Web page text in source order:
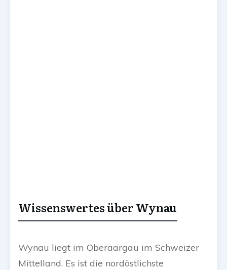
Wissenswertes über Wynau
Wynau liegt im Oberaargau im Schweizer
Mittelland. Es ist die nordöstlichste